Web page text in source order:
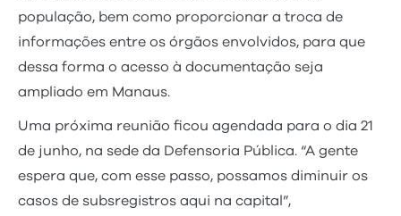
população, bem como proporcionar a troca de
informações entre os órgãos envolvidos, para que
dessa forma o acesso à documentação seja
ampliado em Manaus.
Uma próxima reunião ficou agendada para o dia 21
de junho, na sede da Defensoria Pública. “A gente
espera que, com esse passo, possamos diminuir os
casos de subsregistros aqui na capital”,